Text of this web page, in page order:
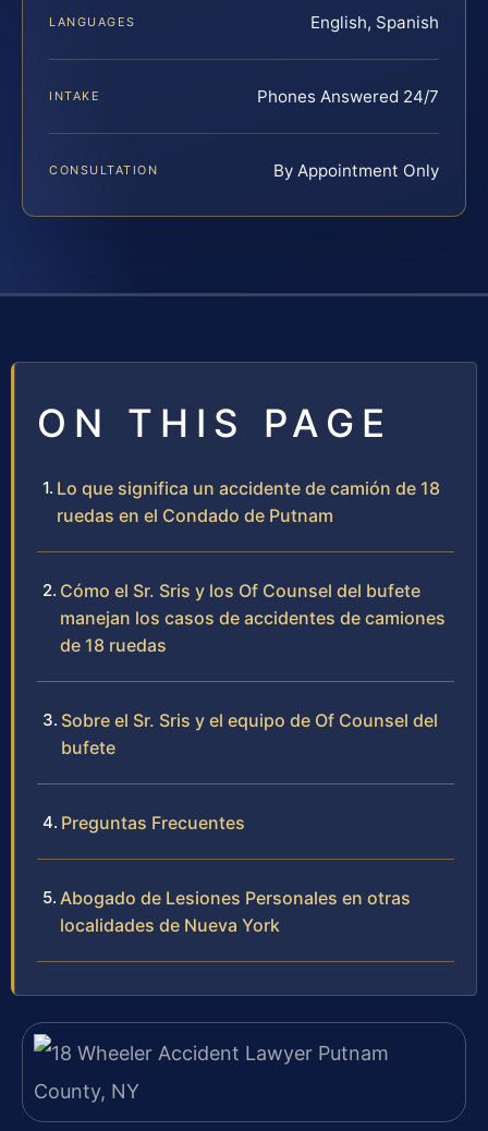
LANGUAGES English, Spanish
INTAKE Phones Answered 24/7
CONSULTATION By Appointment Only
ON THIS PAGE
Lo que significa un accidente de camión de 18
ruedas en el Condado de Putnam
Cómo el Sr. Sris y los Of Counsel del bufete
manejan los casos de accidentes de camiones
de 18 ruedas
Sobre el Sr. Sris y el equipo de Of Counsel del
bufete
Preguntas Frecuentes
Abogado de Lesiones Personales en otras
localidades de Nueva York